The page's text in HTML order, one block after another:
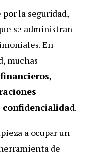
la seguridad,
se administran
En
muchas
confidencialidad.
a ocupar un
de